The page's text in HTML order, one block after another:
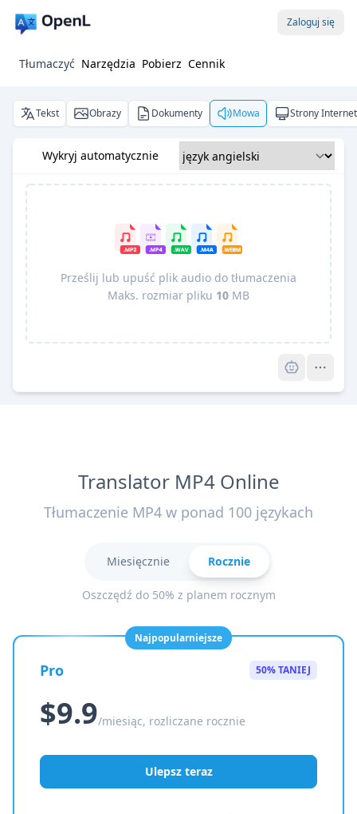
Zaloguj się
Tłumaczyć Narzędzia Pobierz Cennik
Tekst Obrazy Dokumenty Mowa Strony
Wykryj automatycznie
Prześlij lub upuść plik audio do tłumaczenia
Maks. rozmiar pliku 10 MB
Translator MP4 Online
Tłumaczenie MP4 w ponad 100 językach
Miesięcznie Rocznie
Oszczędź do 50% z planem rocznym
Najpopularniejsze
Pro 50% TANIEJ
$9.9/miesiąc, rozliczane rocznie
Ulepsz teraz